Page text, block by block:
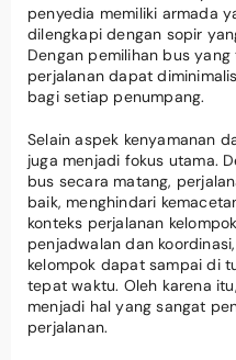
penyedia memiliki armada
dilengkapi dengan sopir
Dengan pemilihan bus
perjalanan dapat
bagi setiap penumpang.
Selain aspek kenyamanan
juga menjadi fokus utama.
bus secara matang,
baik, menghindari
konteks perjalanan
penjadwalan dan
kelompok dapat sampai di
tepat waktu. Oleh karena
menjadi hal yang sangat
perjalanan.